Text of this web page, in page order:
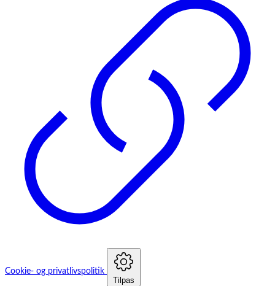
Cookie- og privatlivspolitik
Tilpas